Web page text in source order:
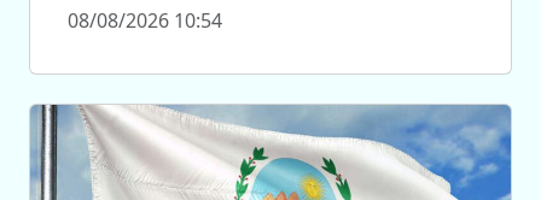
08/08/2026 10:54